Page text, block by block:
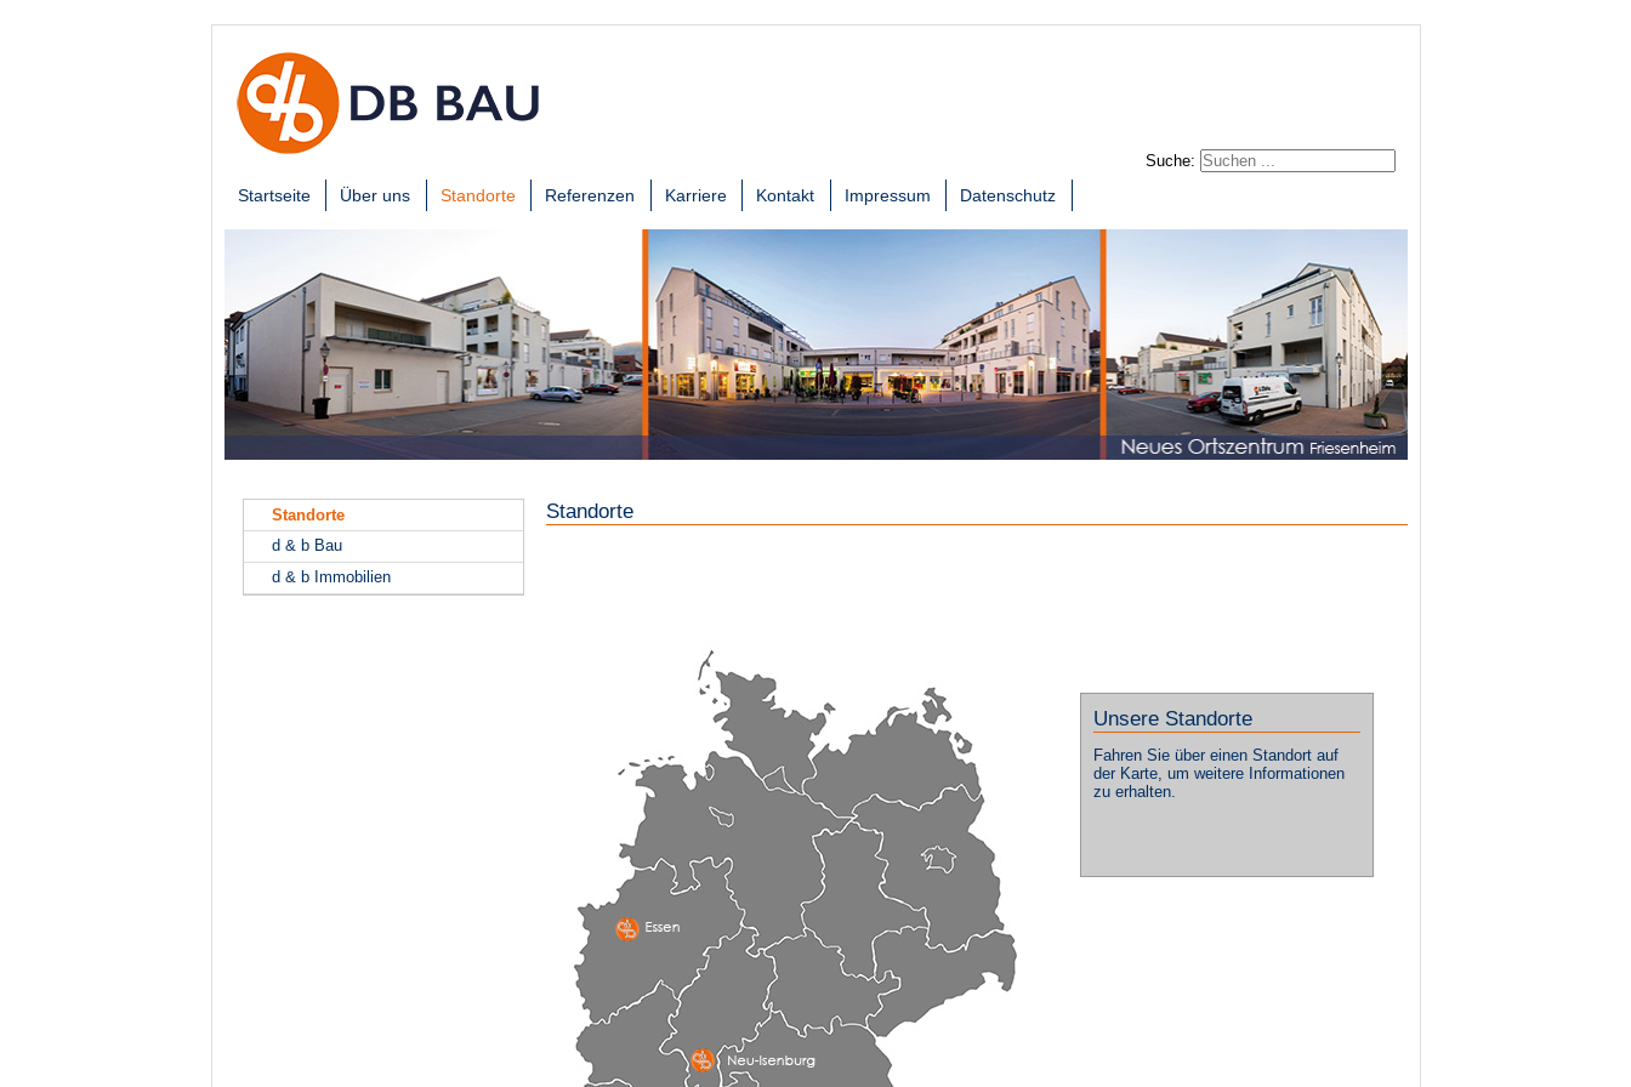
Suche:
Startseite Über uns Standorte Referenzen Karriere Kontakt Impressum Datenschutz
Standorte
d & b Bau
d & b Immobilien
Standorte
Unsere Standorte
Fahren Sie über einen Standort auf
der Karte, um weitere Informationen
zu erhalten.